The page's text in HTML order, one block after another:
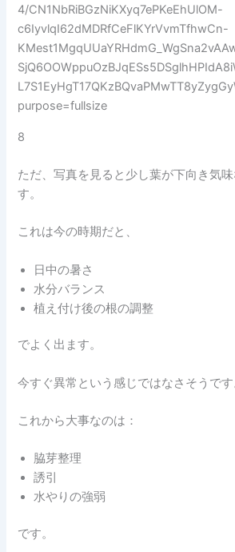
8
ただ、写真を見ると少し葉が下向き気
す。
これは今の時期だと、
日中の暑さ
水分バランス
植え付け後の根の調整
でよく出ます。
今すぐ異常という感じではなさそうです
これから大事なのは：
脇芽整理
誘引
水やりの強弱
です。